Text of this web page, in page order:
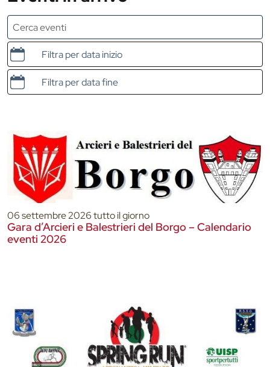
Data e ora di inizio
Data e ora di fine
06 settembre 2026 tutto il giorno
Gara d’Arcieri e Balestrieri del Borgo – Calendario
eventi 2026